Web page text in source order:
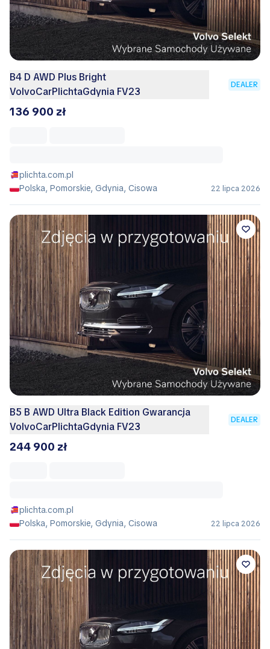
B4 D AWD Plus Bright
VolvoCarPlichtaGdynia FV23
DEALER
136 900 zł
plichta.com.pl
Polska, Pomorskie, Gdynia, Cisowa
22 lipca 2026
B5 B AWD Ultra Black Edition Gwarancja
VolvoCarPlichtaGdynia FV23
DEALER
244 900 zł
plichta.com.pl
Polska, Pomorskie, Gdynia, Cisowa
22 lipca 2026